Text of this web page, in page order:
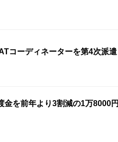
コーディネーターを第4次派遣
を前年より3割減の1万8000円